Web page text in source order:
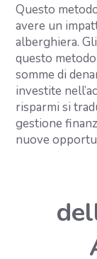
Questo
avere un
alberghiera.
questo
somme di
investite
risparmi si
gestione
nuove